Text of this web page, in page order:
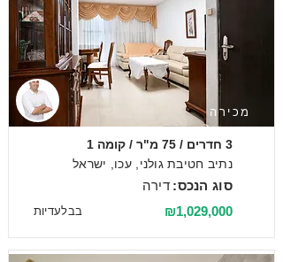
מכירה
3 חדרים / 75 מ"ר / קומה 1
נתיב חטיבת גולני, עכו, ישראל
דירה סוג הנכס:
בבלעדיות ₪1,029,000